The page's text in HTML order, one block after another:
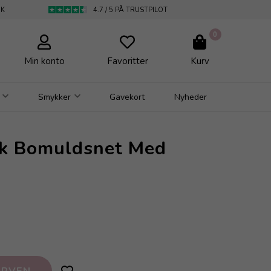
4.7 / 5 PÅ TRUSTPILOT
Min konto Favoritter
0
Kurv
Smykker Gavekort Nyheder
Bomuldsnet Med